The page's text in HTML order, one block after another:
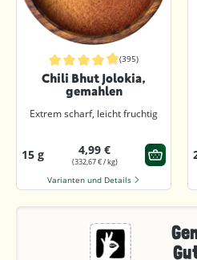
Durchschnittliche Bewertung von 4.9
(395)
Chili Bhut Jolokia,
gemahlen
Extrem scharf, leicht fruchtig
15 g 4,99 €
(332,67 € / kg)
Varianten und Details